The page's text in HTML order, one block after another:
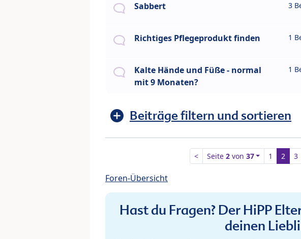
Sabbert 3
Richtiges Pflegeprodukt finden 1
Kalte Hände und Füße - normal
mit 9 Monaten?
1
Beiträge filtern und sortieren
< Seite 2von 37 1 2 3
Foren-Übersicht
Hast du Fragen? Der HiPP
deinen